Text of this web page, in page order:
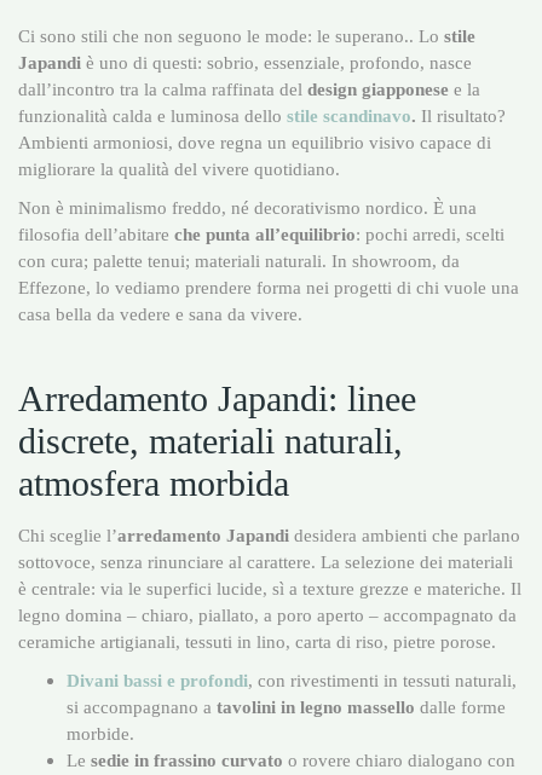
Ci sono stili che non seguono le mode: le superano.. Lo stile
Japandi è uno di questi: sobrio, essenziale, profondo, nasce
dall’incontro tra la calma raffinata del design giapponese e la
funzionalità calda e luminosa dello stile scandinavo. Il risultato?
Ambienti armoniosi, dove regna un equilibrio visivo capace di
migliorare la qualità del vivere quotidiano.
Non è minimalismo freddo, né decorativismo nordico. È una
filosofia dell’abitare che punta all’equilibrio: pochi arredi, scelti
con cura; palette tenui; materiali naturali. In showroom, da
Effezone, lo vediamo prendere forma nei progetti di chi vuole una
casa bella da vedere e sana da vivere.
Arredamento Japandi: linee
discrete, materiali naturali,
atmosfera morbida
Chi sceglie l’arredamento Japandi desidera ambienti che parlano
sottovoce, senza rinunciare al carattere. La selezione dei materiali
è centrale: via le superfici lucide, sì a texture grezze e materiche. Il
legno domina – chiaro, piallato, a poro aperto – accompagnato da
ceramiche artigianali, tessuti in lino, carta di riso, pietre porose.
Divani bassi e profondi, con rivestimenti in tessuti naturali,
si accompagnano a tavolini in legno massello dalle forme
morbide.
Le sedie in frassino curvato o rovere chiaro dialogano con